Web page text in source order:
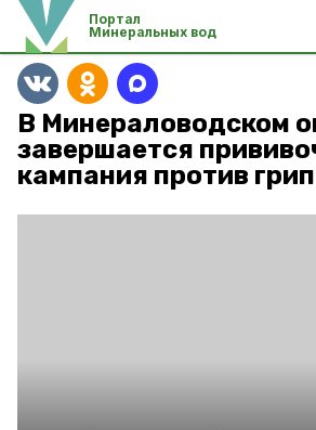
Портал
Минеральных вод
В Минераловодском
завершается
кампания против